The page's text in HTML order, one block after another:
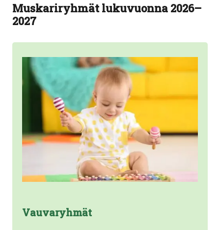
Muskariryhmät lukuvuonna 2026–
2027
Vauvaryhmät